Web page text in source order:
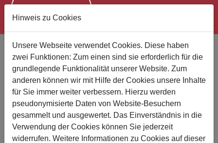
Erhöhte Friedhofsgebühr für Nicht-
Gemeindemitglieder rechtmäßig
Urteil aus Hamburg
13.11.2023
Das Verwaltungsgericht Hamburg
entschied im September 2023 per Urteil,
Hinweis zu Cookies
Unsere Webseite verwendet Cookies. Diese haben
zwei Funktionen: Zum einen sind sie erforderlich für die
grundlegende Funktionalität unserer Website. Zum
anderen können wir mit Hilfe der Cookies unsere Inhalte
für Sie immer weiter verbessern. Hierzu werden
pseudonymisierte Daten von Website-Besuchern
gesammelt und ausgewertet. Das Einverständnis in die
Verwendung der Cookies können Sie jederzeit
widerrufen. Weitere Informationen zu Cookies auf dieser